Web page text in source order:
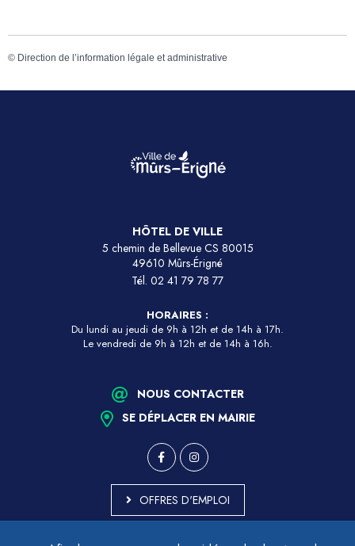
© Direction de l’information légale et administrative
HÔTEL DE VILLE
5 chemin de Bellevue CS 80015
49610 Mûrs-Érigné
Tél. 02 41 79 78 77
HORAIRES :
Du lundi au jeudi de 9h à 12h et de 14h à 17h.
Le vendredi de 9h à 12h et de 14h à 16h.
NOUS CONTACTER
SE DÉPLACER EN MAIRIE
OFFRES D'EMPLOI